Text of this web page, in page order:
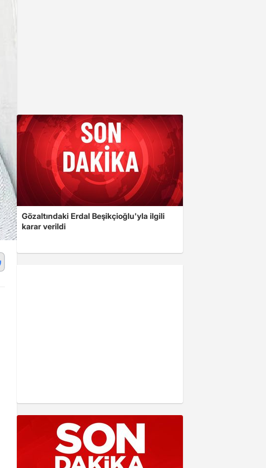
Gözaltındaki Erdal Beşikçioğlu'yla ilgili
karar verildi